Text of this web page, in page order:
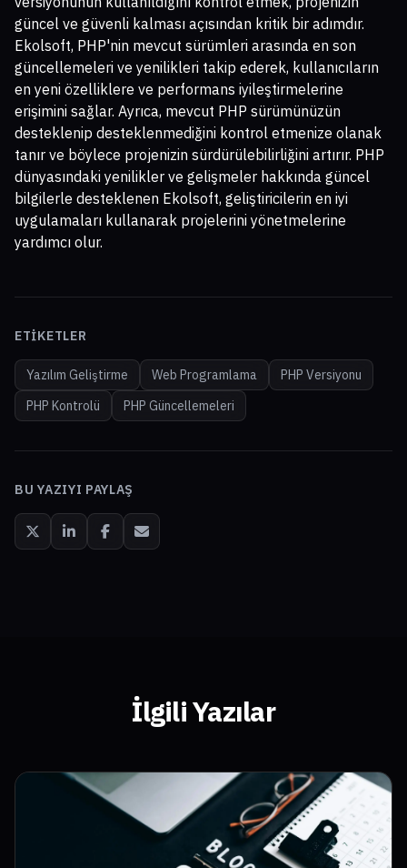
güncel ve güvenli kalması açısından kritik bir adımdır.
Ekolsoft, PHP'nin mevcut sürümleri arasında en son
güncellemeleri ve yenilikleri takip ederek, kullanıcıların
en yeni özelliklere ve performans iyileştirmelerine
erişimini sağlar. Ayrıca, mevcut PHP sürümünüzün
desteklenip desteklenmediğini kontrol etmenize olanak
tanır ve böylece projenizin sürdürülebilirliğini artırır. PHP
dünyasındaki yenilikler ve gelişmeler hakkında güncel
bilgilerle desteklenen Ekolsoft, geliştiricilerin en iyi
uygulamaları kullanarak projelerini yönetmelerine
yardımcı olur.
ETIKETLER
Yazılım Geliştirme Web Programlama
PHP Versiyonu
PHP Kontrolü
PHP Güncellemeleri
BU YAZIYI PAYLAŞ
İlgili Yazılar